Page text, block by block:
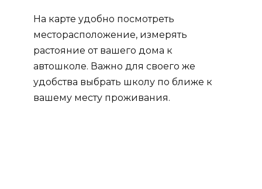
На карте удобно посмотреть
месторасположение, измерять
растояние от вашего дома к
автошколе. Важно для своего же
удобства выбрать школу по ближе к
вашему месту проживания.